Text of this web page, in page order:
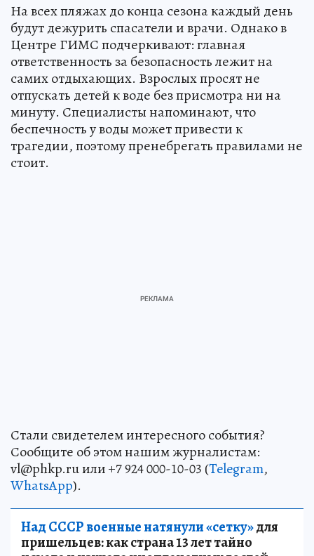
На всех пляжах до конца сезона каждый день
будут дежурить спасатели и врачи. Однако в
Центре ГИМС подчеркивают: главная
ответственность за безопасность лежит на
самих отдыхающих. Взрослых просят не
отпускать детей к воде без присмотра ни на
минуту. Специалисты напоминают, что
беспечность у воды может привести к
трагедии, поэтому пренебрегать правилами не
стоит.
Стали свидетелем интересного события?
Сообщите об этом нашим журналистам:
vl@phkp.ru или +7 924 000-10-03 (Telegram,
WhatsApp).
Над СССР военные натянули «сетку»для
пришельцев: как страна 13 лет тайно